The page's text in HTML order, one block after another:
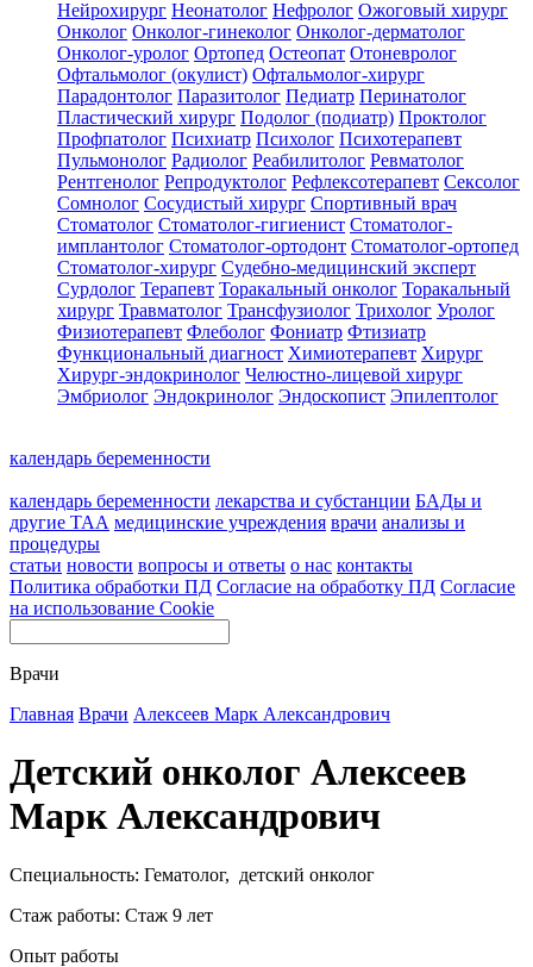
Нейрохирург Неонатолог Нефролог Ожоговый хирург
Онколог Онколог-гинеколог Онколог-дерматолог
Онколог-уролог Ортопед Остеопат Отоневролог
Офтальмолог (окулист) Офтальмолог-хирург
Парадонтолог Паразитолог Педиатр Перинатолог
Пластический хирург Подолог (подиатр) Проктолог
Профпатолог Психиатр Психолог Психотерапевт
Пульмонолог Радиолог Реабилитолог Ревматолог
Рентгенолог Репродуктолог Рефлексотерапевт Сексолог
Сомнолог Сосудистый хирург Спортивный врач
Стоматолог Стоматолог-гигиенист Стоматолог-
имплантолог Стоматолог-ортодонт Стоматолог-ортопед
Стоматолог-хирург Судебно-медицинский эксперт
Сурдолог Терапевт Торакальный онколог Торакальный
хирург Травматолог Трансфузиолог Трихолог Уролог
Физиотерапевт Флеболог Фониатр Фтизиатр
Функциональный диагност Химиотерапевт Хирург
Хирург-эндокринолог Челюстно-лицевой хирург
Эмбриолог Эндокринолог Эндоскопист Эпилептолог
календарь беременности
календарь беременности лекарства и субстанции БАДы и
другие ТАА медицинские учреждения врачи анализы и
процедуры
статьи новости вопросы и ответы о нас контакты
Политика обработки ПД Согласие на обработку ПД Согласие
на использование Cookie
Врачи
Главная Врачи Алексеев Марк Александрович
Детский онколог Алексеев
Марк Александрович
Специальность: Гематолог, детский онколог
Стаж работы: Стаж 9 лет
Опыт работы